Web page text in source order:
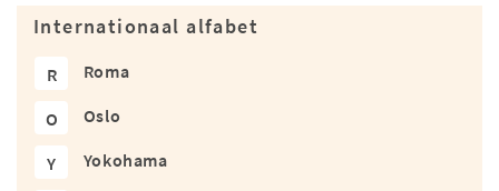
Internationaal alfabet
R Roma
O Oslo
Y Yokohama